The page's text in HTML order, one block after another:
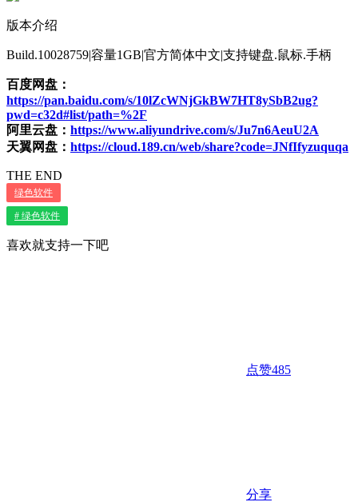
版本介绍
Build.10028759|容量1GB|官方简体中文|支持键盘.鼠标.手柄
百度网盘：
https://pan.baidu.com/s/10lZcWNjGkBW7HT8ySbB2ug?
pwd=c32d#list/path=%2F
阿里云盘： https://www.aliyundrive.com/s/Ju7n6AeuU2A
天翼网盘： https://cloud.189.cn/web/share?code=JNfIfyzuquqa
THE END
绿色软件
# 绿色软件
喜欢就支持一下吧
点赞485
分享